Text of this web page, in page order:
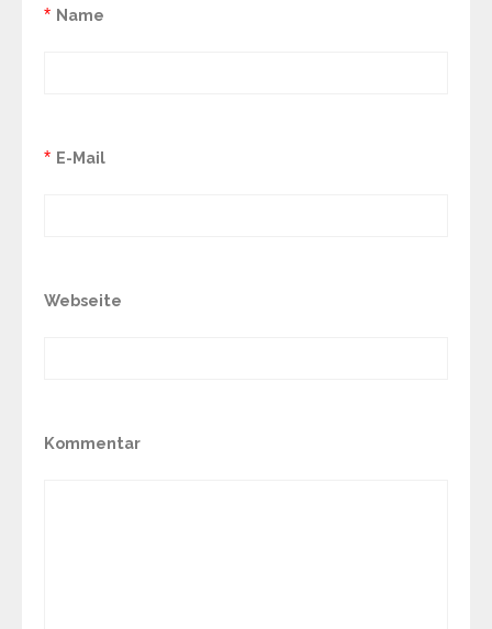
Name
*
E-Mail
*
Webseite
Kommentar